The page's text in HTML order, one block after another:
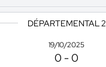
DÉPARTEMENTAL 2
19/10/2025
0 -0